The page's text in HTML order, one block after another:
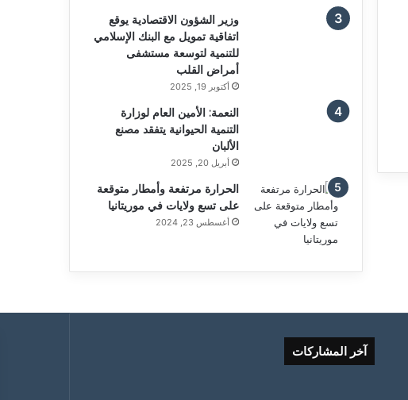
وزير الشؤون الاقتصادية يوقع
اتفاقية تمويل مع البنك الإسلامي
للتنمية لتوسعة مستشفى
أمراض القلب
أكتوبر 19, 2025
النعمة: الأمين العام لوزارة
التنمية الحيوانية يتفقد مصنع
الألبان
أبريل 20, 2025
الحرارة مرتفعة وأمطار متوقعة
على تسع ولايات في موريتانيا
أغسطس 23, 2024
آخر المشاركات